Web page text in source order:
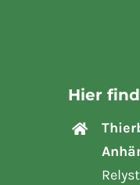
Hier